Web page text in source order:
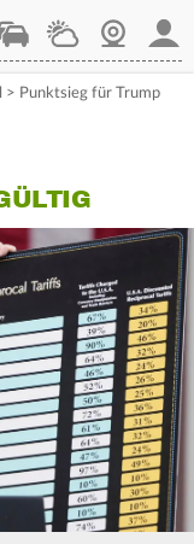
WetterWebcam
> Punktsieg für Trump